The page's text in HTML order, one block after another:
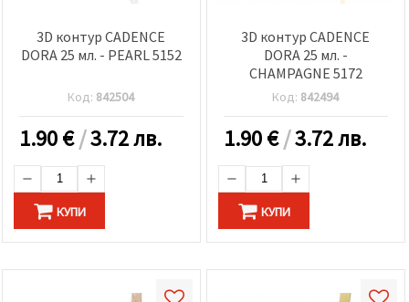
3D контур CADENCE
DORA 25 мл. - PEARL 5152
Код: 842504
1.90€/3.72 лв.
КУПИ
3D контур CADENCE
DORA 25 мл. -
CHAMPAGNE 5172
Код: 842494
1.90€/3.72 лв.
КУПИ